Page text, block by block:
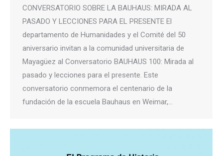
CONVERSATORIO SOBRE LA BAUHAUS: MIRADA AL
PASADO Y LECCIONES PARA EL PRESENTE El
departamento de Humanidades y el Comité del 50
aniversario invitan a la comunidad universitaria de
Mayagüez al Conversatorio BAUHAUS 100: Mirada al
pasado y lecciones para el presente. Este
conversatorio conmemora el centenario de la
fundación de la escuela Bauhaus en Weimar,…